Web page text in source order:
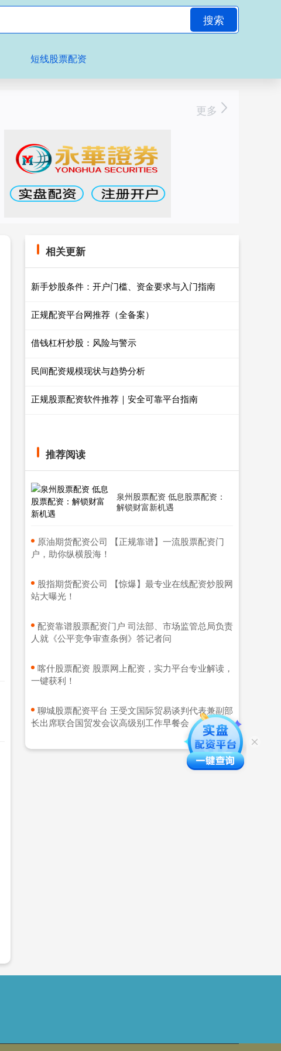
搜索
短线股票配资
更多
相关更新
新手炒股条件：开户门槛、资金要求与入门指南
正规配资平台网推荐（全备案）
借钱杠杆炒股：风险与警示
民间配资规模现状与趋势分析
正规股票配资软件推荐｜安全可靠平台指南
推荐阅读
泉州股票配资 低息股票配资：
解锁财富新机遇
​原油期货配资公司 【正规靠谱】一流股票配资门
户，助你纵横股海！
​股指期货配资公司 【惊爆】最专业在线配资炒股网
站大曝光！
​配资靠谱股票配资门户 司法部、市场监管总局负责
人就《公平竞争审查条例》答记者问
​喀什股票配资 股票网上配资，实力平台专业解读，
一键获利！
​聊城股票配资平台 王受文国际贸易谈判代表兼副部
长出席联合国贸发会议高级别工作早餐会